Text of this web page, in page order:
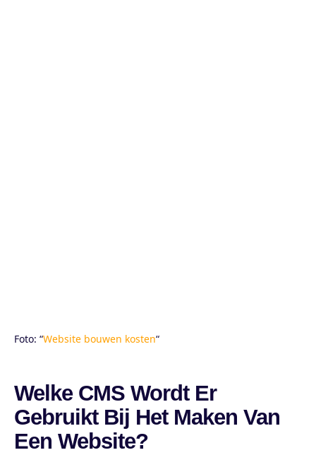
Foto: “Website bouwen kosten“
Welke CMS Wordt Er
Gebruikt Bij Het Maken Van
Een Website?